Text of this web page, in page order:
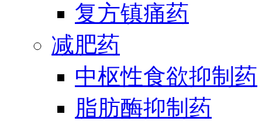
复方镇痛药
减肥药
中枢性食欲抑制药
脂肪酶抑制药